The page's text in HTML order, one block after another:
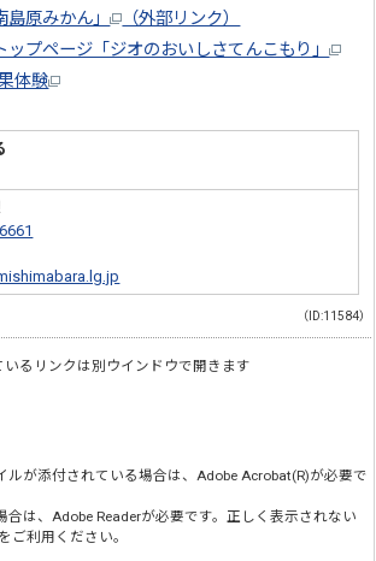
島原みかん」
（外部リンク）
ップページ「ジオのおいしさてんこもり」
体験
（ID:11584）
いるリンクは別ウインドウで開きます
ルが添付されている場合は、Adobe Acrobat(R)が必要で
合は、Adobe Readerが必要です。正しく表示されない
ご利用ください。